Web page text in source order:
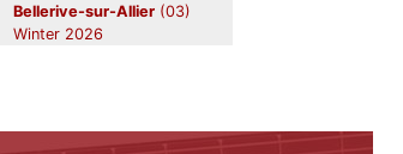
Bellerive-sur-Allier (03)
Winter 2026